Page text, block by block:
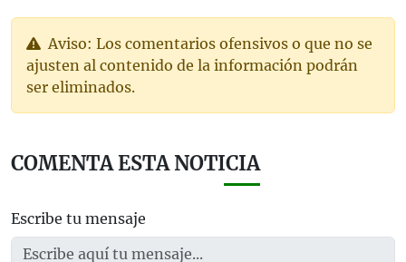
Aviso: Los comentarios ofensivos o que no se
ajusten al contenido de la información podrán
ser eliminados.
COMENTA ESTA NOTICIA
Escribe tu mensaje